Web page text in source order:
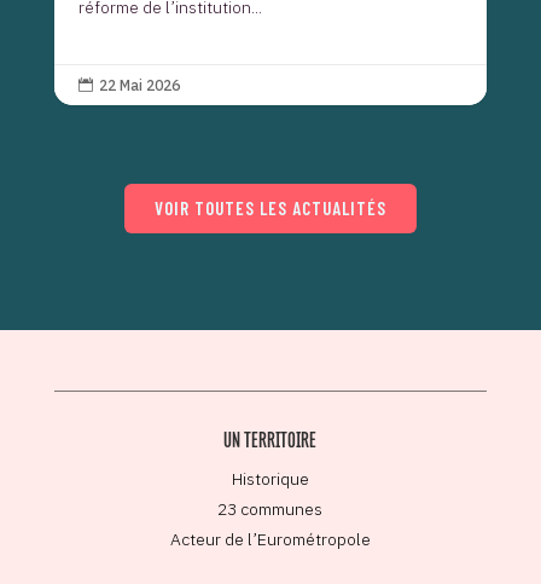
réforme de l’institution...
 22 Mai 2026
VOIR TOUTES LES ACTUALITÉS
UN TERRITOIRE
Historique
23 communes
Acteur de l’Eurométropole